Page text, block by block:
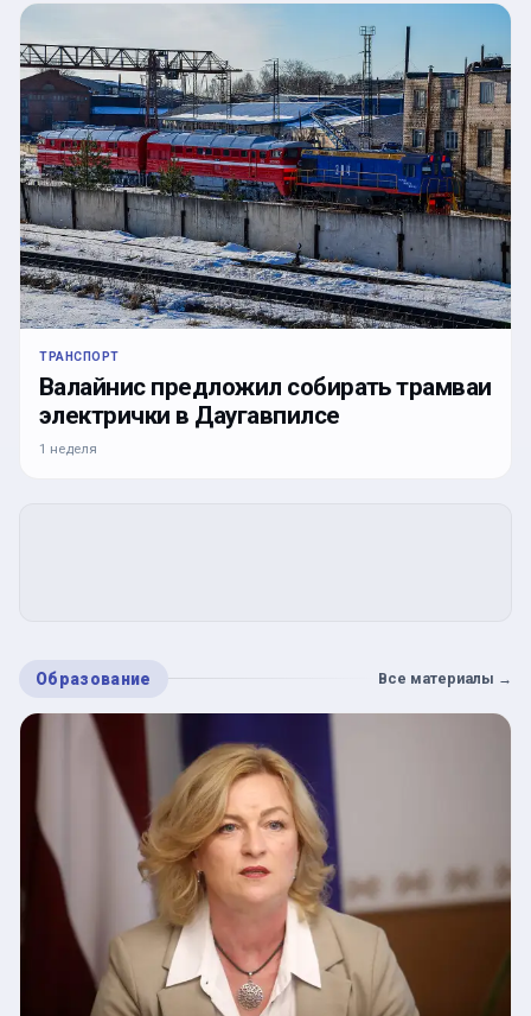
ТРАНСПОРТ
Валайнис предложил собирать трамваи
электрички в Даугавпилсе
1 неделя
Образование Все материалы →